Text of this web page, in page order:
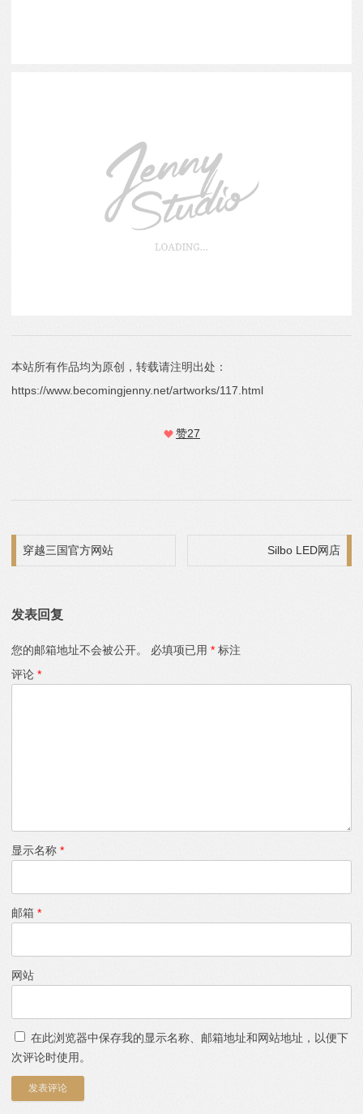
本站所有作品均为原创，转载请注明出处：
https://www.becomingjenny.net/artworks/117.html
赞27
文章导航
穿越三国官方网站 Silbo LED网店
发表回复
您的邮箱地址不会被公开。 必填项已用 * 标注
评论 *
显示名称 *
邮箱 *
网站
在此浏览器中保存我的显示名称、邮箱地址和网站地址，以便下
次评论时使用。